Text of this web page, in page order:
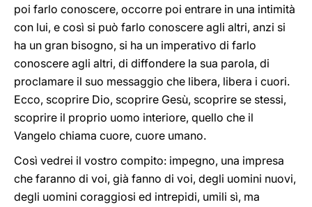
poi farlo conoscere, occorre poi entrare in una intimità
con lui, e così si può farlo conoscere agli altri, anzi si
ha un gran bisogno, si ha un imperativo di farlo
conoscere agli altri, di diffondere la sua parola, di
proclamare il suo messaggio che libera, libera i cuori.
Ecco, scoprire Dio, scoprire Gesù, scoprire se stessi,
scoprire il proprio uomo interiore, quello che il
Vangelo chiama cuore, cuore umano.
Così vedrei il vostro compito: impegno, una impresa
che faranno di voi, già fanno di voi, degli uomini nuovi,
degli uomini coraggiosi ed intrepidi, umili sì, ma